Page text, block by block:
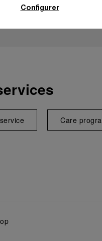
Care
Configurer